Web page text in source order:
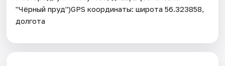
"Чёрный пруд")GPS координаты: широта 56.323858,
долгота